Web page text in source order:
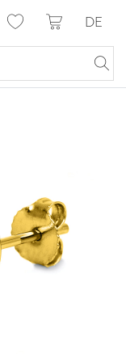
Bestellungen
DE